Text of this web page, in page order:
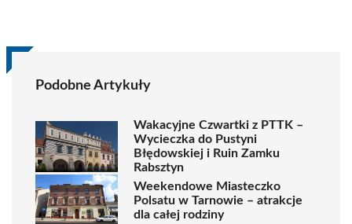
Podobne Artykuły
Wakacyjne Czwartki z PTTK –
Wycieczka do Pustyni
Błędowskiej i Ruin Zamku
Rabsztyn
Weekendowe Miasteczko
Polsatu w Tarnowie – atrakcje
dla całej rodziny